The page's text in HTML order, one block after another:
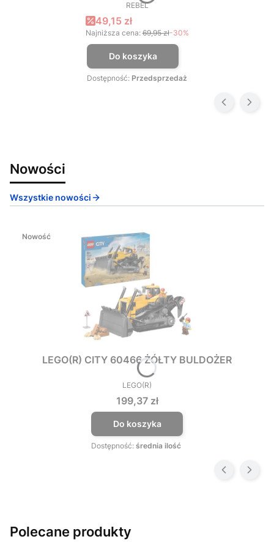
PRODUCENT
REBEL
Cena promocyjna
49,15 zł
Najniższa cena: 69,95 zł-30%
Do koszyka
Dostępność: Przedsprzedaż
Nowości
Wszystkie nowości
Nowość
LEGO(R) CITY 60466 ŻÓŁTY BULDOŻER
PRODUCENT
LEGO(R)
Cena
199,37 zł
Do koszyka
Dostępność: średnia ilość
Polecane produkty